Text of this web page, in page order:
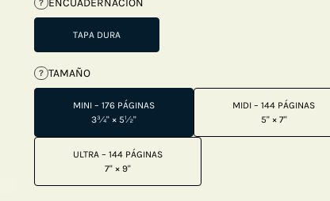
Next thumbnails
? ENCUADERNACIÓN
TAPA DURA
? TAMAÑO
MINI – 176 PÁGINAS
3¾" × 5½"
MIDI – 144 PÁGINAS
5" × 7"
ULTRA – 144 PÁGINAS
7" × 9"